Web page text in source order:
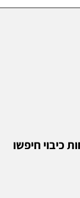
כיבוי חיפשו